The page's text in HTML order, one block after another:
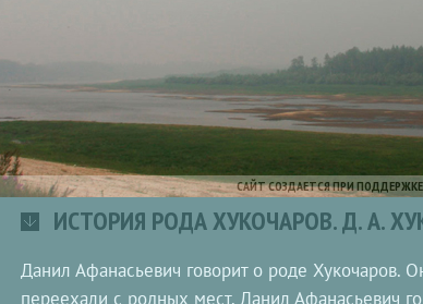
САЙТ СОЗДАЕТСЯ ПРИ
ИСТОРИЯ РОДА ХУКОЧАРОВ. Д. А.
Данил Афанасьевич говорит о роде Хукочаров.
переехали с родных мест. Данил Афанасьевич